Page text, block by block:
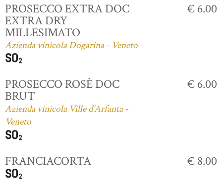
PROSECCO EXTRA DOC
EXTRA DRY
MILLESIMATO
Azienda vinicola Dogarina - Veneto
€ 6.00
PROSECCO ROSÈ DOC
BRUT
Azienda vinicola Ville d’Arfanta -
Veneto
€ 6.00
FRANCIACORTA € 8.00